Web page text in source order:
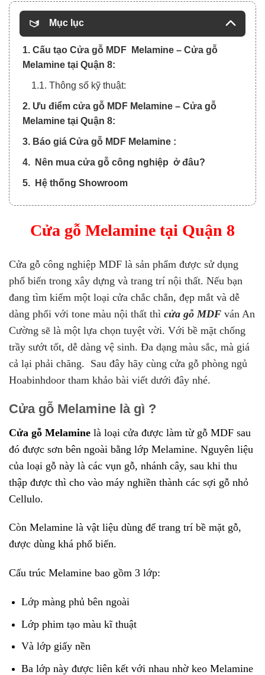
Mục lục
1. Cấu tạo Cửa gỗ MDF Melamine – Cửa gỗ
Melamine tại Quận 8:
1.1. Thông số kỹ thuật:
2. Ưu điểm cửa gỗ MDF Melamine – Cửa gỗ
Melamine tại Quận 8:
3. Báo giá Cửa gỗ MDF Melamine :
4. Nên mua cửa gỗ công nghiệp ở đâu?
5. Hệ thống Showroom
Cửa gỗ Melamine tại Quận 8
Cửa gỗ công nghiệp MDF là sản phẩm được sử dụng
phổ biến trong xây dựng và trang trí nội thất. Nếu bạn
đang tìm kiếm một loại cửa chắc chắn, đẹp mắt và dễ
dàng phối với tone màu nội thất thì cửa gỗ MDF ván An
Cường sẽ là một lựa chọn tuyệt vời. Với bề mặt chống
trầy sướt tốt, dễ dàng vệ sinh. Đa dạng màu sắc, mà giá
cả lại phải chăng. Sau đây hãy cùng cửa gỗ phòng ngủ
Hoabinhdoor tham khảo bài viết dưới đây nhé.
Cửa gỗ Melamine là gì ?
Cửa gỗ Melamine là loại cửa được làm từ gỗ MDF sau
đó được sơn bên ngoài bằng lớp Melamine. Nguyên liệu
của loại gỗ này là các vụn gỗ, nhánh cây, sau khi thu
thập được thì cho vào máy nghiền thành các sợi gỗ nhỏ
Cellulo.
Còn Melamine là vật liệu dùng để trang trí bề mặt gỗ,
được dùng khá phổ biến.
Cấu trúc Melamine bao gồm 3 lớp:
Lớp màng phủ bên ngoài
Lớp phim tạo màu kĩ thuật
Và lớp giấy nền
Ba lớp này được liên kết với nhau nhờ keo Melamine